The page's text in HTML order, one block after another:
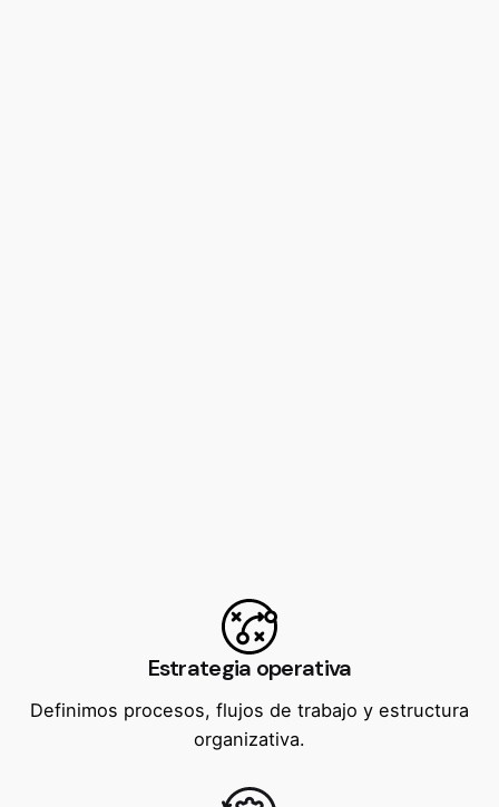
Estrategia operativa
Definimos procesos, flujos de trabajo y estructura
organizativa.